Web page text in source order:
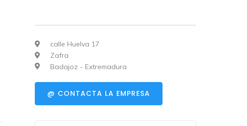
calle Huelva 17
Zafra
Badajoz - Extremadura
@ CONTACTA LA EMPRESA